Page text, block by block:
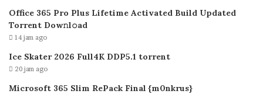
Office 365 Pro Plus Lifetime Activated Build Updated
Torrent Dow𝚗l𝚘аd
14 jam ago
Ice Skater 2026 Full4K DDP5.1 torrent
20 jam ago
Microsoft 365 Slim RePack Final {m0nkrus}